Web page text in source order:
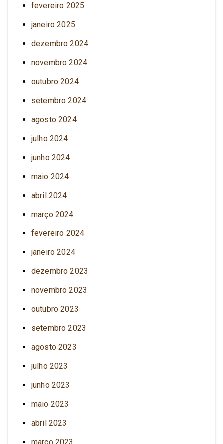
fevereiro 2025
janeiro 2025
dezembro 2024
novembro 2024
outubro 2024
setembro 2024
agosto 2024
julho 2024
junho 2024
maio 2024
abril 2024
março 2024
fevereiro 2024
janeiro 2024
dezembro 2023
novembro 2023
outubro 2023
setembro 2023
agosto 2023
julho 2023
junho 2023
maio 2023
abril 2023
março 2023